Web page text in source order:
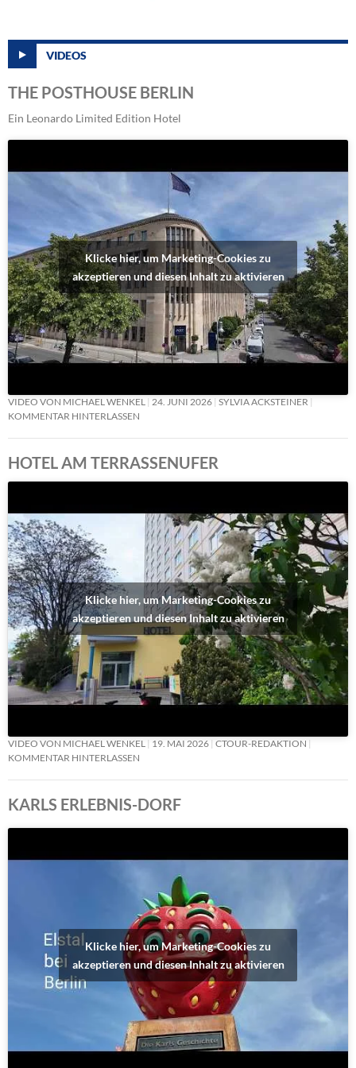
VIDEOS
THE POSTHOUSE BERLIN
Ein Leonardo Limited Edition Hotel
Klicke hier, um Marketing-Cookies zu
akzeptieren und diesen Inhalt zu aktivieren
VIDEO VON MICHAEL WENKEL 24. JUNI 2026 SYLVIA ACKSTEINER
KOMMENTAR HINTERLASSEN
HOTEL AM TERRASSENUFER
Klicke hier, um Marketing-Cookies zu
akzeptieren und diesen Inhalt zu aktivieren
VIDEO VON MICHAEL WENKEL 19. MAI 2026 CTOUR-REDAKTION
KOMMENTAR HINTERLASSEN
KARLS ERLEBNIS-DORF
Klicke hier, um Marketing-Cookies zu
akzeptieren und diesen Inhalt zu aktivieren